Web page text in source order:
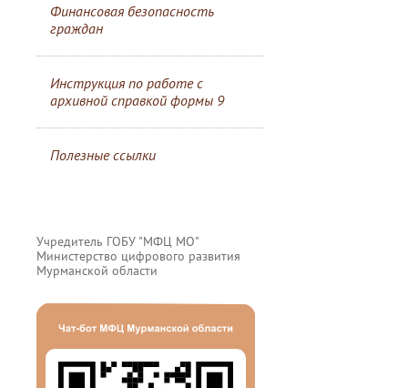
Финансовая безопасность
граждан
Инструкция по работе с
архивной справкой формы 9
Полезные ссылки
Учредитель ГОБУ "МФЦ МО"
Министерство цифрового развития
Мурманской области